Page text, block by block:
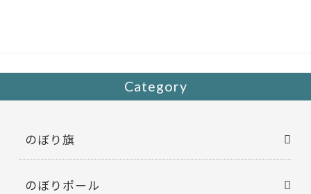
k Category
のぼり旗
のぼりポール